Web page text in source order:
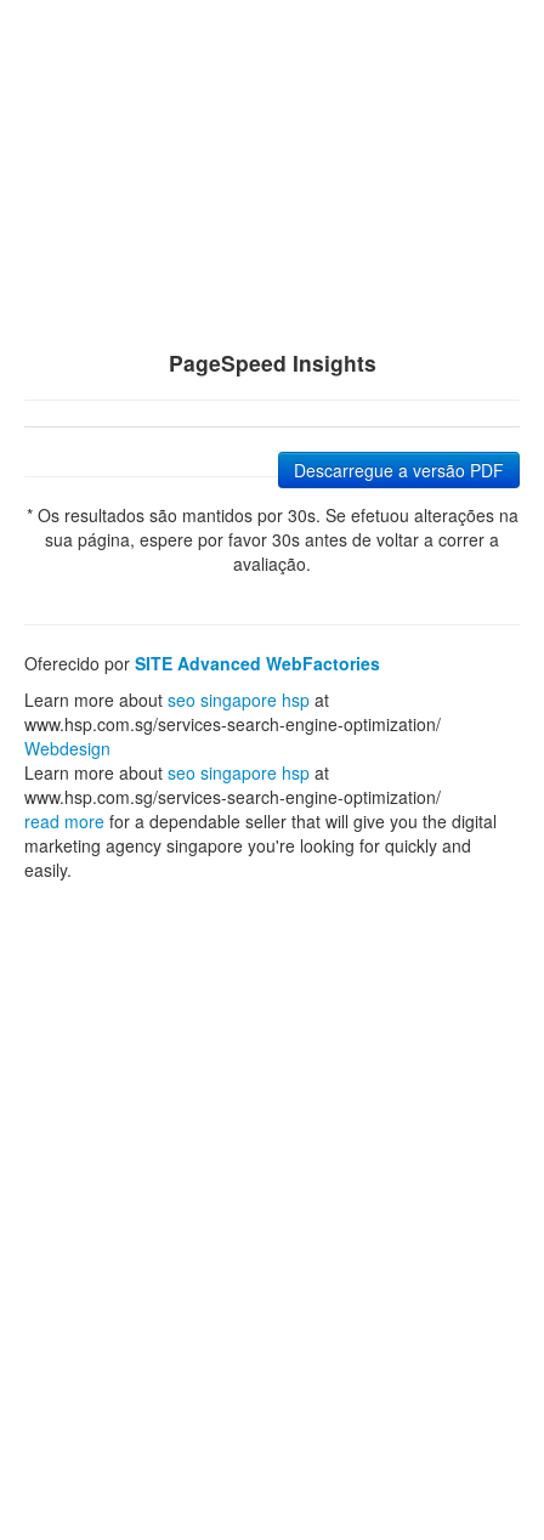
PageSpeed Insights
Descarregue a versão PDF
* Os resultados são mantidos por 30s. Se efetuou alterações na
sua página, espere por favor 30s antes de voltar a correr a
avaliação.
Oferecido por SITE Advanced WebFactories
Learn more about seo singapore hsp at
www.hsp.com.sg/services-search-engine-optimization/
Webdesign
Learn more about seo singapore hsp at
www.hsp.com.sg/services-search-engine-optimization/
read more for a dependable seller that will give you the digital
marketing agency singapore you're looking for quickly and
easily.